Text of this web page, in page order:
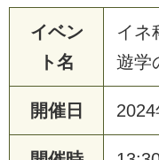
イベン
ト名
イネ
遊学
開催日 2024